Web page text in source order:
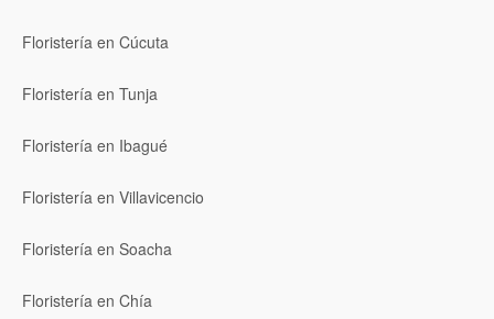
Floristería en Cúcuta
Floristería en Tunja
Floristería en Ibagué
Floristería en Villavicencio
Floristería en Soacha
Floristería en Chía